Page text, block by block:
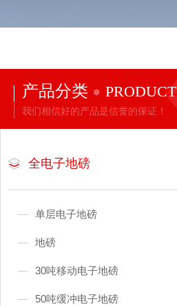
产品分类 PRODUCT
我们相信好的产品是信誉的保证！
全电子地磅
单层电子地磅
地磅
30吨移动电子地磅
50吨缓冲电子地磅